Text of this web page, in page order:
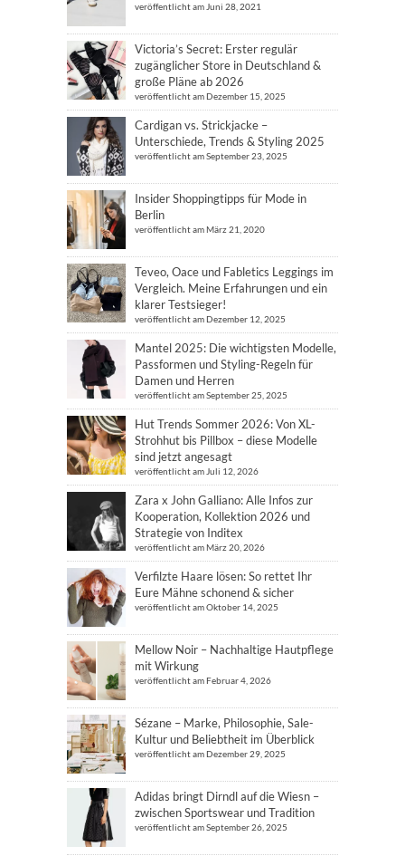
veröffentlicht am Juni 28, 2021
Victoria’s Secret: Erster regulär
zugänglicher Store in Deutschland &
große Pläne ab 2026
veröffentlicht am Dezember 15, 2025
Cardigan vs. Strickjacke –
Unterschiede, Trends & Styling 2025
veröffentlicht am September 23, 2025
Insider Shoppingtipps für Mode in
Berlin
veröffentlicht am März 21, 2020
Teveo, Oace und Fabletics Leggings im
Vergleich. Meine Erfahrungen und ein
klarer Testsieger!
veröffentlicht am Dezember 12, 2025
Mantel 2025: Die wichtigsten Modelle,
Passformen und Styling-Regeln für
Damen und Herren
veröffentlicht am September 25, 2025
Hut Trends Sommer 2026: Von XL-
Strohhut bis Pillbox – diese Modelle
sind jetzt angesagt
veröffentlicht am Juli 12, 2026
Zara x John Galliano: Alle Infos zur
Kooperation, Kollektion 2026 und
Strategie von Inditex
veröffentlicht am März 20, 2026
Verfilzte Haare lösen: So rettet Ihr
Eure Mähne schonend & sicher
veröffentlicht am Oktober 14, 2025
Mellow Noir – Nachhaltige Hautpflege
mit Wirkung
veröffentlicht am Februar 4, 2026
Sézane – Marke, Philosophie, Sale-
Kultur und Beliebtheit im Überblick
veröffentlicht am Dezember 29, 2025
Adidas bringt Dirndl auf die Wiesn –
zwischen Sportswear und Tradition
veröffentlicht am September 26, 2025